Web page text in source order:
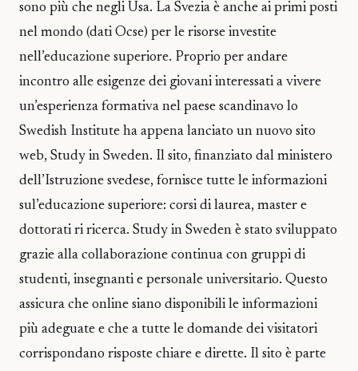
sono più che negli Usa. La Svezia è anche ai primi posti
nel mondo (dati Ocse) per le risorse investite
nell’educazione superiore. Proprio per andare
incontro alle esigenze dei giovani interessati a vivere
un’esperienza formativa nel paese scandinavo lo
Swedish Institute ha appena lanciato un nuovo sito
web, Study in Sweden. Il sito, finanziato dal ministero
dell’Istruzione svedese, fornisce tutte le informazioni
sul’educazione superiore: corsi di laurea, master e
dottorati ri ricerca. Study in Sweden è stato sviluppato
grazie alla collaborazione continua con gruppi di
studenti, insegnanti e personale universitario. Questo
assicura che online siano disponibili le informazioni
più adeguate e che a tutte le domande dei visitatori
corrispondano risposte chiare e dirette. Il sito è parte